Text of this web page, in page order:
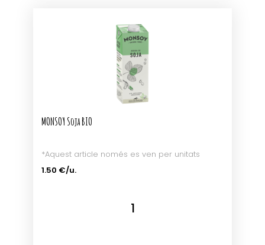
MONSOY Soja BIO
*Aquest article només es ven per unitats
1.50 €/u.